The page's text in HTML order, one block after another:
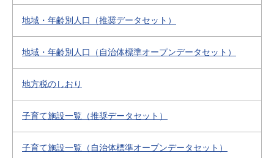
地域・年齢別人口（推奨データセット）
地域・年齢別人口（自治体標準オープンデータセット）
地方税のしおり
子育て施設一覧（推奨データセット）
子育て施設一覧（自治体標準オープンデータセット）